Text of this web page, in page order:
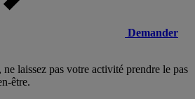
Demander
laissez pas votre activité prendre le pas
être.